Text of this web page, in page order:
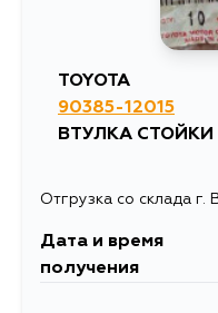
TOYOTA
90385-12015
ВТУЛКА
Отгрузка со склада г.
Дата и время
получения